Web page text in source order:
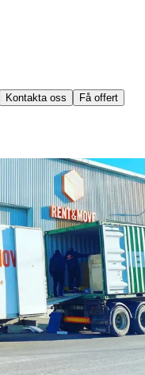
Kontakta oss Få offert